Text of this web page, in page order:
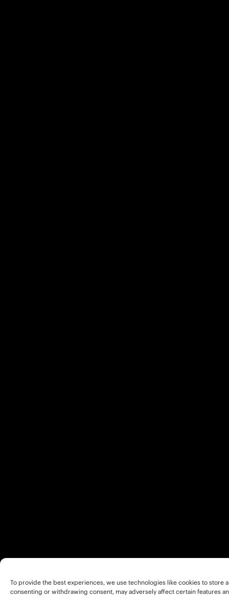
To provide the best experiences, we use technologies like cookies to
consenting or withdrawing consent, may adversely affect certain features